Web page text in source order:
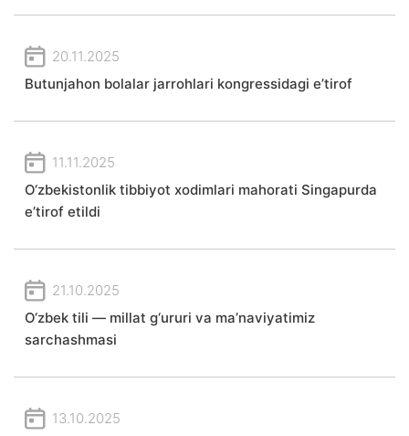
20.11.2025
Butunjahon bolalar jarrohlari kongressidagi e’tirof
11.11.2025
O‘zbekistonlik tibbiyot xodimlari mahorati Singapurda
e’tirof etildi
21.10.2025
O‘zbek tili — millat g‘ururi va ma’naviyatimiz
sarchashmasi
13.10.2025